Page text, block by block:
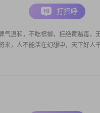
气温和，不吃槟榔，拒绝黄赌毒，
来，人不能活在幻想中，天下好人
打招呼